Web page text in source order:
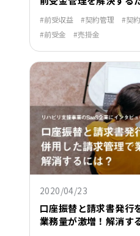
前受収益 契約管理 契
前受金
売掛金
2020/04/23
口座振替と請求書発行
業務量が激増！解消す